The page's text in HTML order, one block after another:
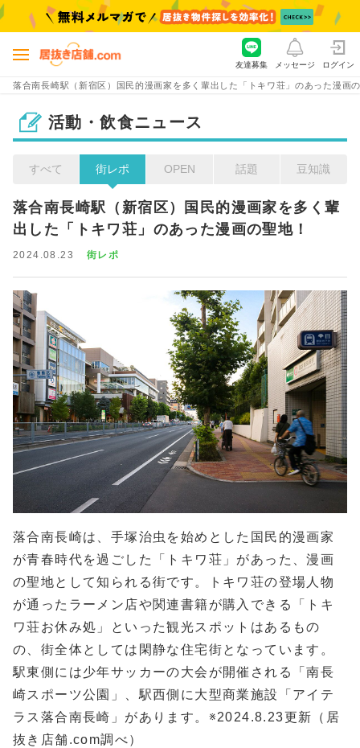
落合南長崎駅（新宿区）国民的漫画家を多く輩出した「トキワ荘」のあった漫画
友達募集 メッセージ ログイン
活動・飲食ニュース
すべて 街レポ OPEN 話題 豆知識
落合南長崎駅（新宿区）国民的漫画家を多く輩
出した「トキワ荘」のあった漫画の聖地！
2024.08.23 街レポ
落合南長崎は、手塚治虫を始めとした国民的漫画家
が青春時代を過ごした「トキワ荘」があった、漫画
の聖地として知られる街です。トキワ荘の登場人物
が通ったラーメン店や関連書籍が購入できる「トキ
ワ荘お休み処」といった観光スポットはあるもの
の、街全体としては閑静な住宅街となっています。
駅東側には少年サッカーの大会が開催される「南長
崎スポーツ公園」、駅西側に大型商業施設「アイテ
ラス落合南長崎」があります。※2024.8.23更新（居
抜き店舗.com調べ）